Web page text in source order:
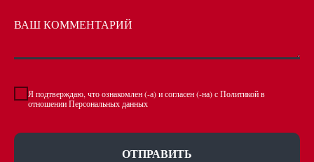
ВАШ КОММЕНТАРИЙ
Я подтверждаю, что ознакомлен (-а) и согласен (-на) с Политикой в
отношении Персональных данных
ОТПРАВИТЬ